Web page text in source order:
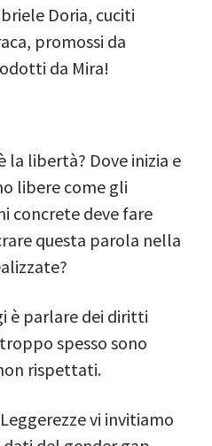
Doria, cuciti
promossi da
da Mira!
la libertà? Dove inizia e
libere come gli
concrete deve fare
questa parola nella
è parlare dei diritti
spesso sono
rispettati.
vi invitiamo